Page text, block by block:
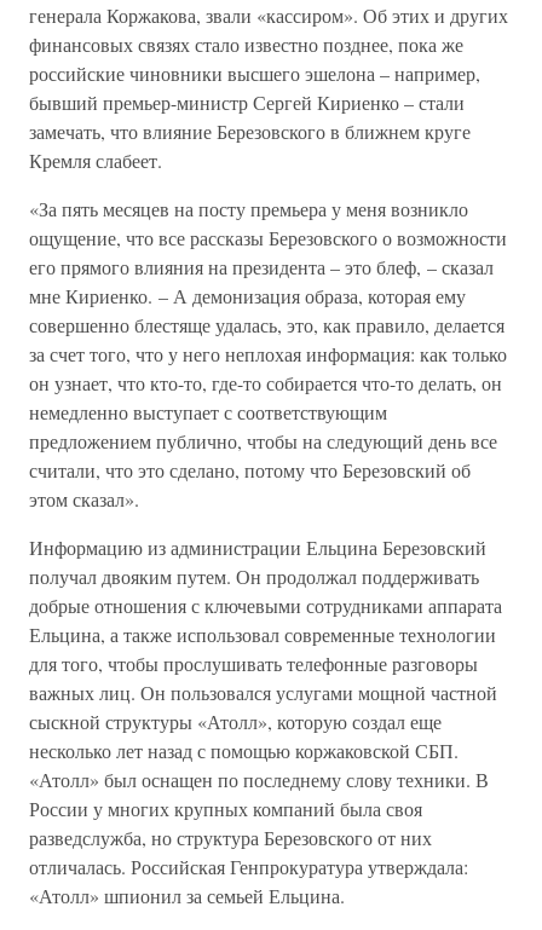
генерала Коржакова, звали «кассиром». Об этих и других
финансовых связях стало известно позднее, пока же
российские чиновники высшего эшелона – например,
бывший премьер-министр Сергей Кириенко – стали
замечать, что влияние Березовского в ближнем круге
Кремля слабеет.
«За пять месяцев на посту премьера у меня возникло
ощущение, что все рассказы Березовского о возможности
его прямого влияния на президента – это блеф, – сказал
мне Кириенко. – А демонизация образа, которая ему
совершенно блестяще удалась, это, как правило, делается
за счет того, что у него неплохая информация: как только
он узнает, что кто-то, где-то собирается что-то делать, он
немедленно выступает с соответствующим
предложением публично, чтобы на следующий день все
считали, что это сделано, потому что Березовский об
этом сказал».
Информацию из администрации Ельцина Березовский
получал двояким путем. Он продолжал поддерживать
добрые отношения с ключевыми сотрудниками аппарата
Ельцина, а также использовал современные технологии
для того, чтобы прослушивать телефонные разговоры
важных лиц. Он пользовался услугами мощной частной
сыскной структуры «Атолл», которую создал еще
несколько лет назад с помощью коржаковской СБП.
«Атолл» был оснащен по последнему слову техники. В
России у многих крупных компаний была своя
разведслужба, но структура Березовского от них
отличалась. Российская Генпрокуратура утверждала:
«Атолл» шпионил за семьей Ельцина.